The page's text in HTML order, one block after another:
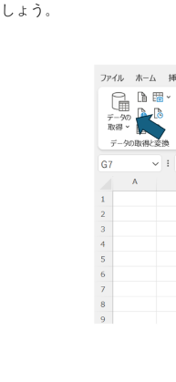
しょう。